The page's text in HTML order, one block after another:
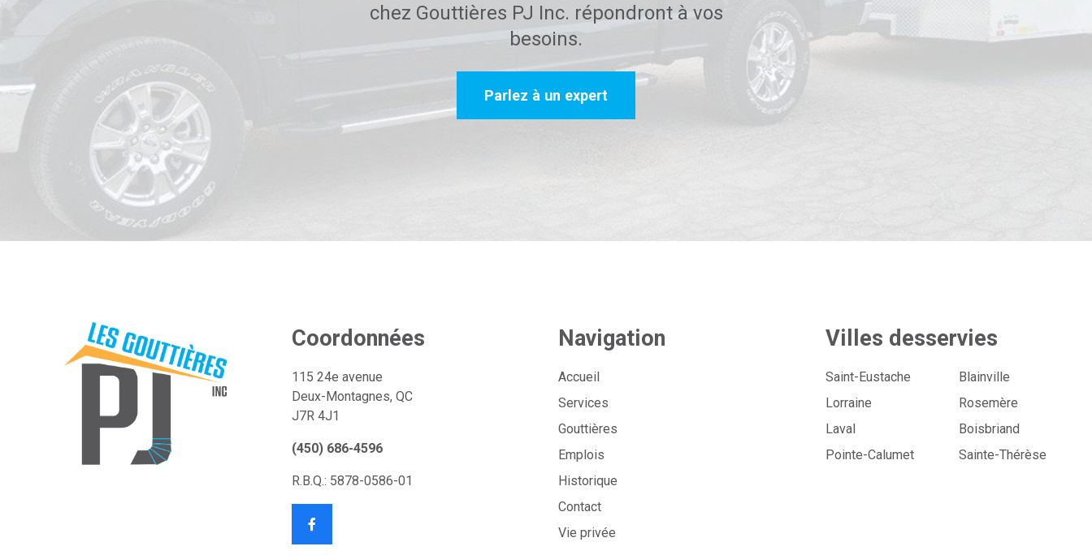
chez Gouttières PJ Inc. répondront à vos
besoins.
Parlez à un expert
Coordonnées
115 24e avenue
Deux-Montagnes, QC
J7R 4J1
(450) 686-4596
R.B.Q.: 5878-0586-01
Navigation
Accueil
Services
Gouttières
Emplois
Historique
Contact
Vie privée
Villes desservies
Saint-Eustache
Lorraine
Laval
Pointe-Calumet
Blainville
Rosemère
Boisbriand
Sainte-Thérèse